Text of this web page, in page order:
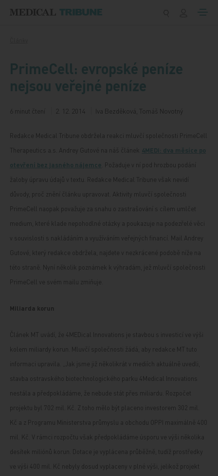
PrimeCell: evropské peníze
nejsou veřejné peníze
6 minut čtení 2. 12. 2014 Iva Bezděková, Tomáš Novotný
Redakce Medical Tribune obdržela reakci mluvčí společnosti PrimeCell
Therapeutics a.s. Andrey Gutové na náš článek 4MEDi: dva měsíce po
otevření bez jasného nájemce . Požaduje v ní pod hrozbou podání
žaloby úpravu údajů v textu. Redakce Medical Tribune však nevidí
důvody, proč znění článku upravovat. Aktivity mluvčí společnosti
PrimeCell naopak považuje za snahu o zastrašování s cílem umlčet
medium, které klade nepohodlné otázky a poukazuje na podezřelé věci
v souvislosti s nakládáním a využíváním veřejných financí. Mail Andrey
Gutové, který redakce obdržela, najdete v nezkrácené podobě níže na
této straně. Nyní několik poznámek k výhradám, jež mluvčí společnosti
PrimeCell ve svém mailu zmiňuje.
Miliarda korun
Článek MT uvádí, že 4MEDical Innovations je stavbou s investicí ve výši
kolem miliardy korun. Mluvčí společnosti žádá, aby redakce MT tuto
informaci upravila. „Jak jsme již několikrát v mediích aktuálně uvedli,
stavba ostravského biotechnologického parku 4Medical Innovations
nestála a předpokládáme, že nebude stát přes miliardu. Rozpočet
projektu byl 702 mil. Kč. Z toho mělo být placeno investorem 302 mil.
Kč a z Programu Ministerstva průmyslu a obchodu OPPI maximálně 400
mil. Kč. V rámci rozpočtu však předpokládáme úsporu ve výši několika
desítek miliónů korun. Dotace je vyplácena průběžně, tudíž prostředky
ve výši 400 mil. Kč nebyly dosud vyplaceny v plné výši, jelikož projekt